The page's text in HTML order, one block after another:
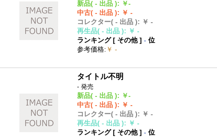
新品( - 出品 ): ￥-
中古( - 出品 ): ￥ -
コレクター( - 出品 ): ￥ -
再生品( - 出品 ): ￥ -
ランキング [ その他]- 位
参考価格: ￥ -
タイトル不明
- 発売
新品( - 出品 ): ￥-
中古( - 出品 ): ￥ -
コレクター( - 出品 ): ￥ -
再生品( - 出品 ): ￥ -
ランキング [ その他]- 位